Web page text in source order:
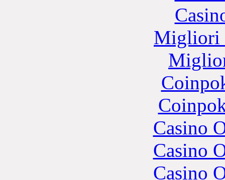
Migliori
Casino
Casino
Casino